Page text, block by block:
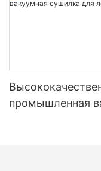
промышленная